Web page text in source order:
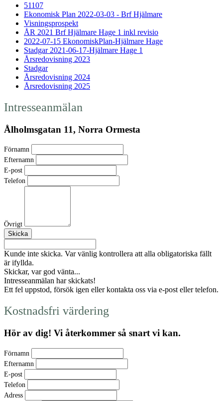
51107
Ekonomisk Plan 2022-03-03 - Brf Hjälmare
Visningsprospekt
ÅR 2021 Brf Hjälmare Hage 1 inkl revisio
2022-07-15 EkonomiskPlan-Hjälmare Hage
Stadgar 2021-06-17-Hjälmare Hage 1
Årsredovisning 2023
Stadgar
Årsredovisning 2024
Årsredovisning 2025
Intresseanmälan
Ålholmsgatan 11, Norra Ormesta
Förnamn
Efternamn
E-post
Telefon
Övrigt
Kunde inte skicka. Var vänlig kontrollera att alla obligatoriska fällt
är ifyllda.
Skickar, var god vänta...
Intresseanmälan har skickats!
Ett fel uppstod, försök igen eller kontakta oss via e-post eller telefon.
Kostnadsfri värdering
Hör av dig! Vi återkommer så snart vi kan.
Förnamn
Efternamn
E-post
Telefon
Adress